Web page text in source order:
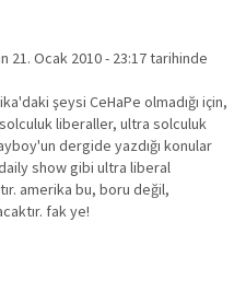
21. Ocak 2010 - 23:17 tarihinde
şeysi CeHaPe olmadığı için,
liberaller, ultra solculuk
dergide yazdığı konular
show gibi ultra liberal
amerika bu, boru değil,
fak ye!